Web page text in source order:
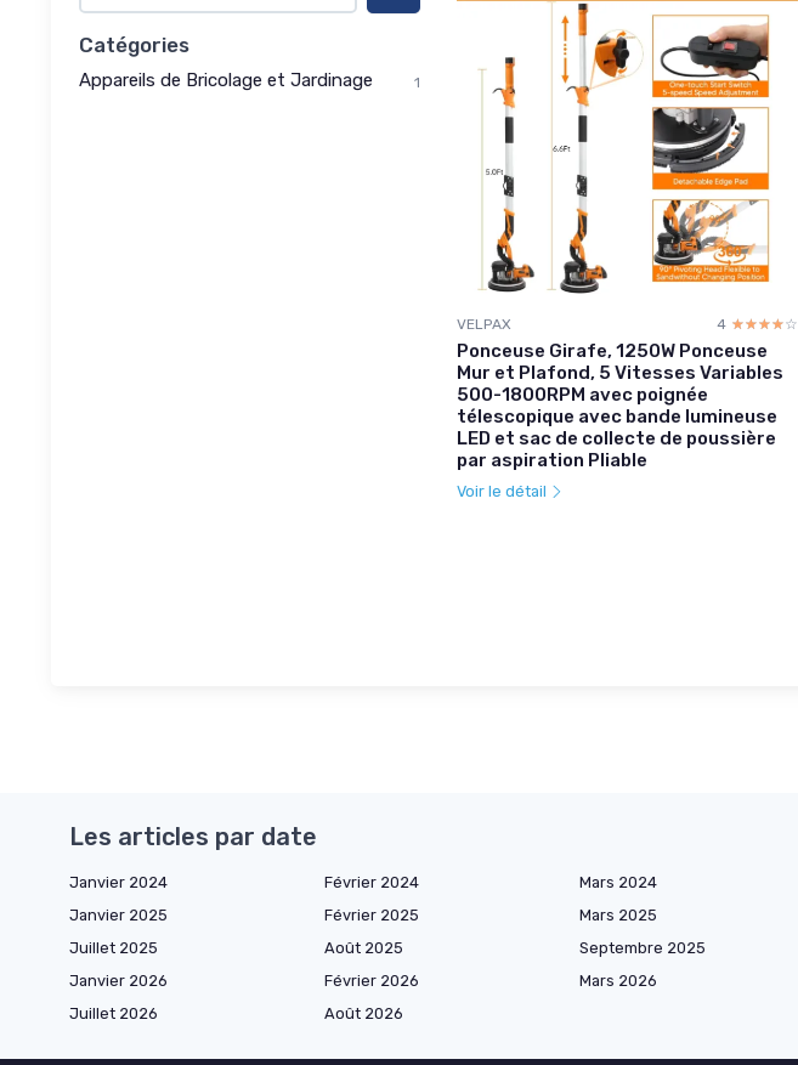
Catégories
Appareils de Bricolage et Jardinage 1
VELPAX 4 ☆☆☆☆☆
★★★★★
Ponceuse Girafe, 1250W Ponceuse
Mur et Plafond, 5 Vitesses Variables
500-1800RPM avec poignée
télescopique avec bande lumineuse
LED et sac de collecte de poussière
par aspiration Pliable
Voir le détail
Les articles par date
Janvier 2024 Février 2024 Mars 2024
Janvier 2025
Février 2025 Mars 2025
Juillet 2025
Août 2025 Septembre 2025
Janvier 2026
Février 2026 Mars 2026
Juillet 2026
Août 2026